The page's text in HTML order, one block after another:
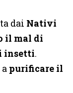
dai Nativi
il mal di
insetti.
purificare il